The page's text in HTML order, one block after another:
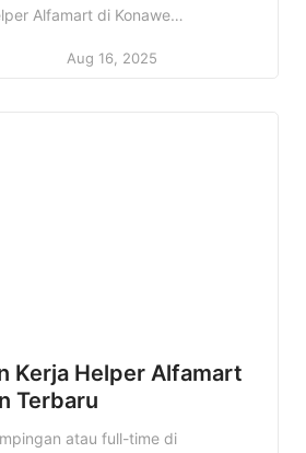
Alfamart di Konawe
dan berkembang bersama
Aug 16, 2025
Kerja Helper Alfamart
Terbaru
atau full-time di